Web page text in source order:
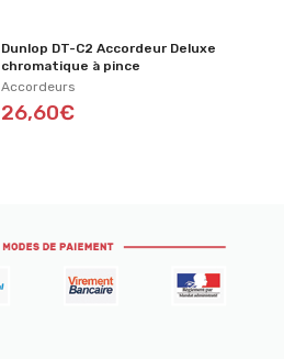
Dunlop DT-C2 Accordeur Deluxe
chromatique à pince
Accordeurs
26,60€